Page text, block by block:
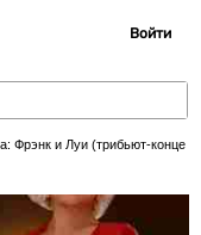
Войти
с оркестром)» в кинотеатрах Черниговки. Купить билеты!